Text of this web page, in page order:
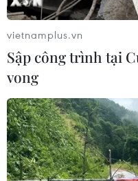
vietnamplus.vn
Sập công trình tại
vong